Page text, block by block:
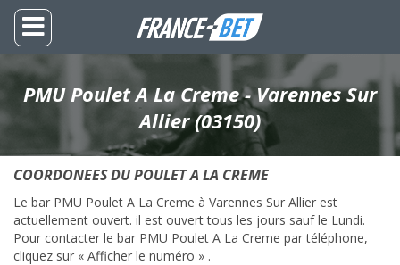
PMU Poulet A La Creme - Varennes Sur
Allier (03150)
COORDONEES DU POULET A LA CREME
Le bar PMU Poulet A La Creme à Varennes Sur Allier est
actuellement ouvert. il est ouvert tous les jours sauf le Lundi.
Pour contacter le bar PMU Poulet A La Creme par téléphone,
cliquez sur « Afficher le numéro » .